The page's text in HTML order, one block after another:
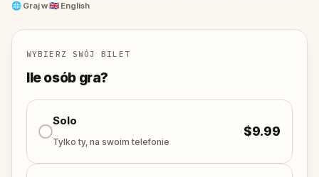
🌐 Graj w🇬🇧 English
WYBIERZ SWÓJ BILET
Ile osób gra?
Solo
Tylko ty, na swoim telefonie
$9.99